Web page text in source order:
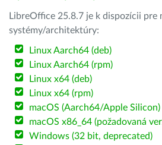
LibreOffice 25.8.7 je k dispozícii pre
systémy/architektúry:
Linux Aarch64 (deb)
Linux Aarch64 (rpm)
Linux x64 (deb)
Linux x64 (rpm)
macOS (Aarch64/Apple Silicon)
macOS x86_64 (požadovaná
Windows (32 bit, deprecated)